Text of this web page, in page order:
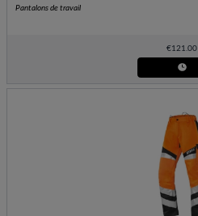
Pantalons de travail
€121.00